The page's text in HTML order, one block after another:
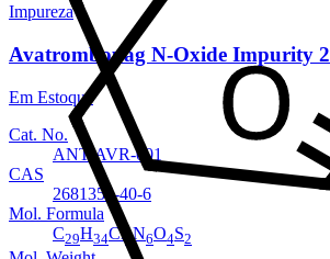
Impureza
Avatrombopag N-Oxide Impurity 2
Em Estoque
Cat. No.
ANT-AVR-001
CAS
2681355-40-6
Mol. Formula
C29H34Cl N6O4S2